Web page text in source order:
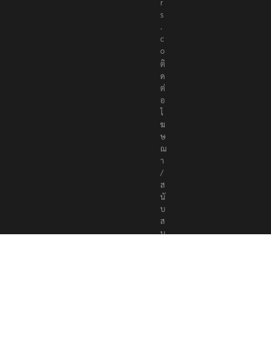
t
e
r
s
.
c
o
ติ
ด
ต่
อ
โ
ฆ
ษ
ณ
า
/
ส
นั
บ